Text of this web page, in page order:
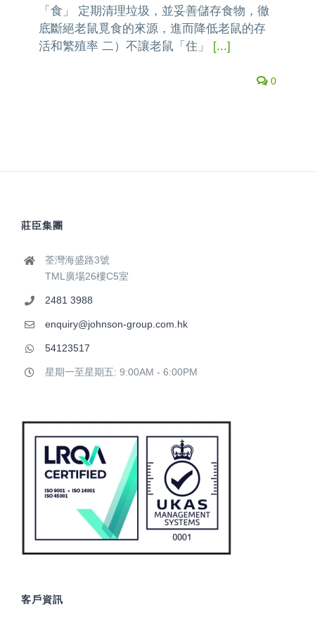
「食」 定期清理垃圾，並妥善儲存食物，徹
底斷絕老鼠覓食的來源，進而降低老鼠的存
活和繁殖率 二）不讓老鼠「住」
[...]
0
莊臣集團
荃灣海盛路3號
TML廣場26樓C5室
2481 3988
enquiry@johnson-group.com.hk
54123517
星期一至星期五: 9:00AM - 6:00PM
客戶資訊